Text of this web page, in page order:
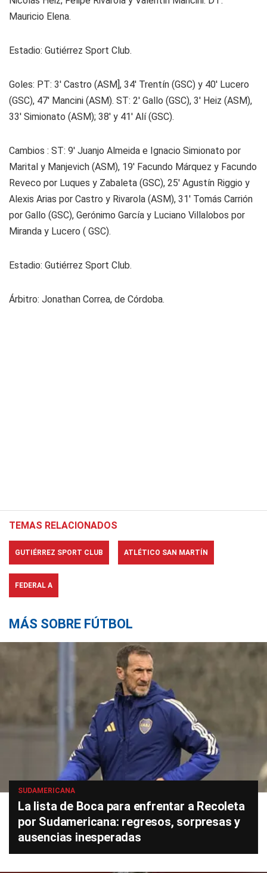
Mauricio Elena.
Estadio: Gutiérrez Sport Club.
Goles: PT: 3' Castro (ASM], 34' Trentín (GSC) y 40' Lucero
(GSC), 47' Mancini (ASM). ST: 2' Gallo (GSC), 3' Heiz (ASM),
33' Simionato (ASM); 38' y 41' Alí (GSC).
Cambios : ST: 9' Juanjo Almeida e Ignacio Simionato por
Marital y Manjevich (ASM), 19' Facundo Márquez y Facundo
Reveco por Luques y Zabaleta (GSC), 25' Agustín Riggio y
Alexis Arias por Castro y Rivarola (ASM), 31' Tomás Carrión
por Gallo (GSC), Gerónimo García y Luciano Villalobos por
Miranda y Lucero ( GSC).
Estadio: Gutiérrez Sport Club.
Árbitro: Jonathan Correa, de Córdoba.
TEMAS RELACIONADOS
GUTIÉRREZ SPORT CLUB ATLÉTICO SAN MARTÍN
FEDERAL A
MÁS SOBRE FÚTBOL
SUDAMERICANA
La lista de Boca para enfrentar a Recoleta
por Sudamericana: regresos, sorpresas y
ausencias inesperadas